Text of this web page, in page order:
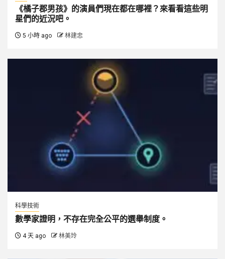
《橘子郡男孩》的演員們現在都在哪裡？來看看這些明
星們的近況吧。
5 小時 ago 林建忠
科學技術
數學家證明，不存在完全公平的選舉制度。
4 天 ago 林美玲